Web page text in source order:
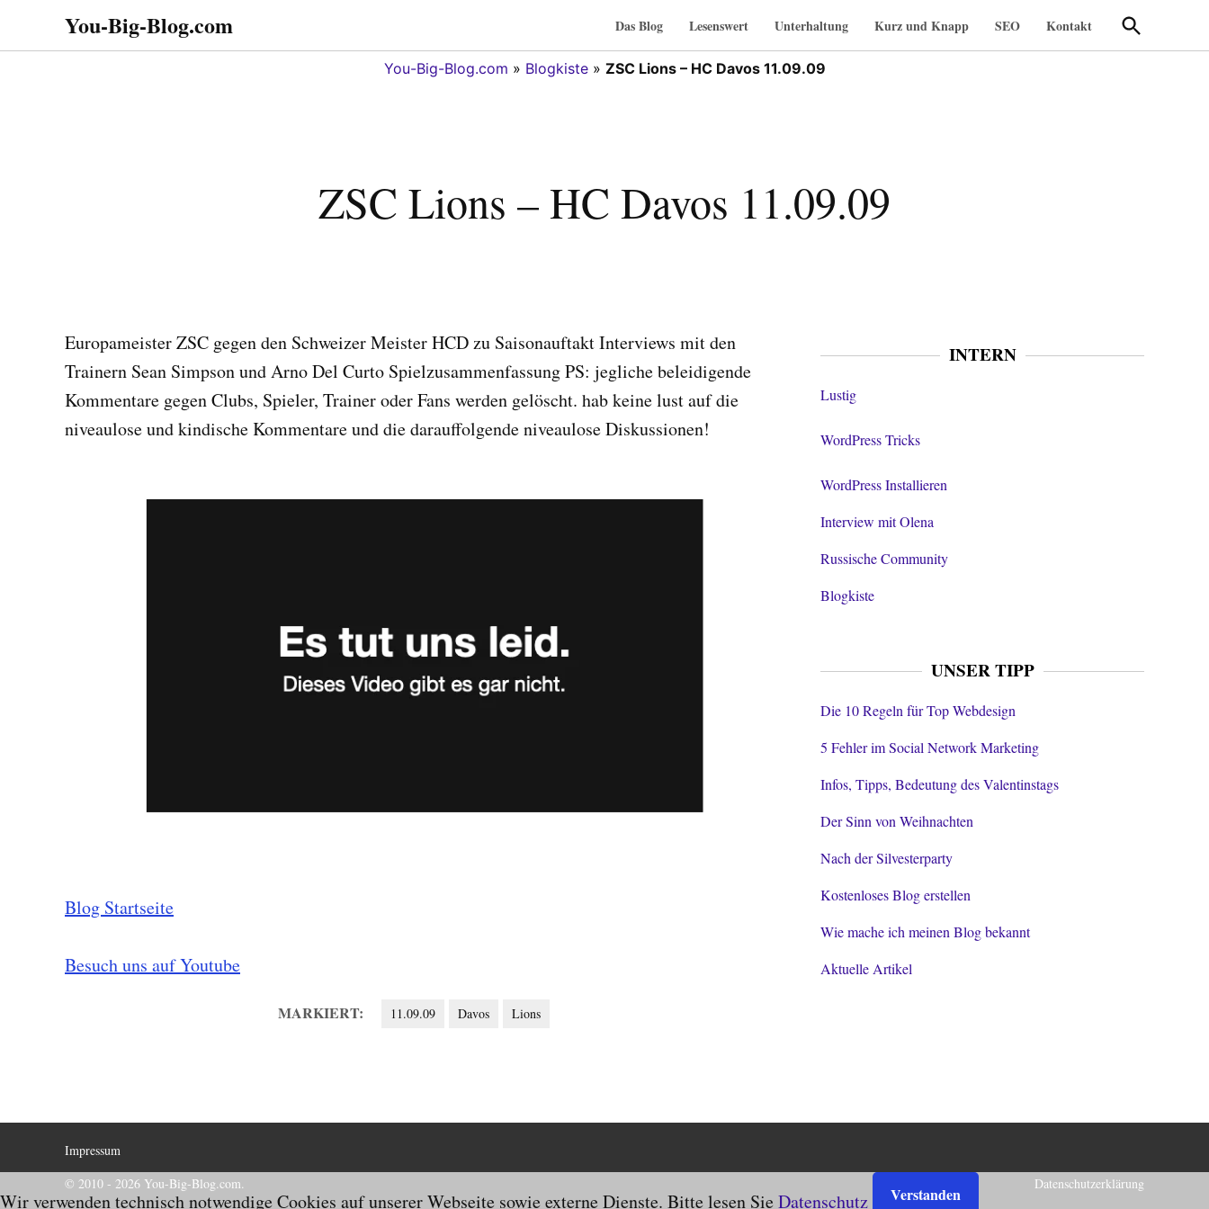
You-Big-Blog.com
Alles in einem. Tipps,
Tricks
Das Blog Lesenswert Unterhaltung Kurz und Knapp SEO Kontakt
Suche
öffnen
You-Big-Blog.com » Blogkiste» ZSC Lions – HC Davos 11.09.09
ZSC Lions – HC Davos 11.09.09
Europameister ZSC gegen den Schweizer Meister HCD zu Saisonauftakt Interviews mit den
Trainern Sean Simpson und Arno Del Curto Spielzusammenfassung PS: jegliche beleidigende
Kommentare gegen Clubs, Spieler, Trainer oder Fans werden gelöscht. hab keine lust auf die
niveaulose und kindische Kommentare und die darauffolgende niveaulose Diskussionen!
Blog Startseite
Besuch uns auf Youtube
MARKIERT: 11.09.09 Davos Lions
INTERN
Lustig
WordPress Tricks
WordPress Installieren
Interview mit Olena
Russische Community
Blogkiste
UNSER TIPP
Die 10 Regeln für Top Webdesign
5 Fehler im Social Network Marketing
Infos, Tipps, Bedeutung des Valentinstags
Der Sinn von Weihnachten
Nach der Silvesterparty
Kostenloses Blog erstellen
Wie mache ich meinen Blog bekannt
Aktuelle Artikel
Impressum
© 2010 - 2026 You-Big-Blog.com.
Datenschutzerklärung
Wir verwenden technisch notwendige Cookies auf unserer Webseite sowie externe Dienste. Bitte lesen SieDatenschutz Verstanden